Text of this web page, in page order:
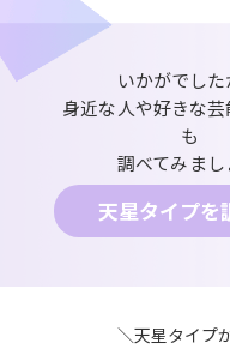
いかがでした
身近な人や好きな
も
調べてみまし
天星タイプを
＼天星タイプ